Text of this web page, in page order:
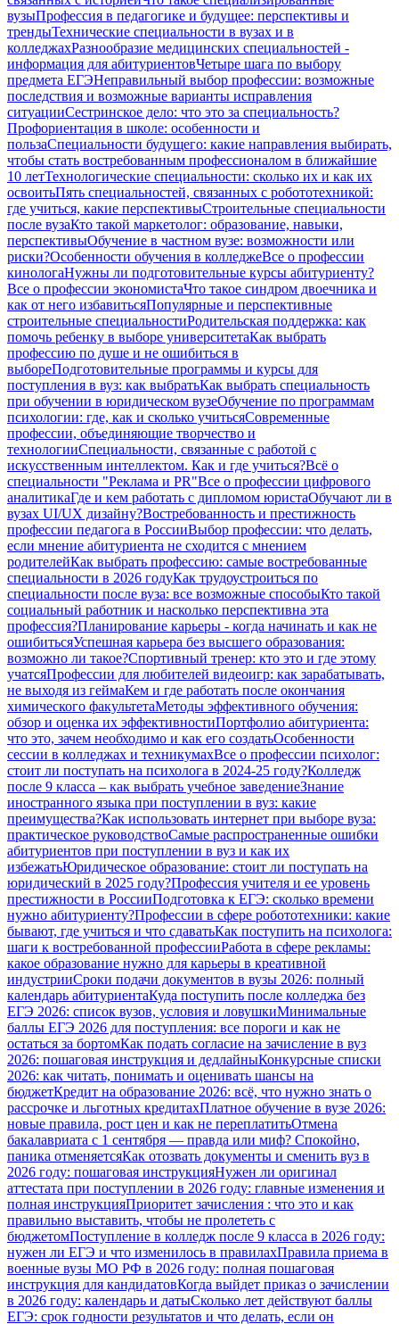
вузыПрофессия в педагогике и будущее: перспективы и
трендыТехнические специальности в вузах и в
колледжахРазнообразие медицинских специальностей -
информация для абитуриентовЧетыре шага по выбору
предмета ЕГЭНеправильный выбор профессии: возможные
последствия и возможные варианты исправления
ситуацииСестринское дело: что это за специальность?
Профориентация в школе: особенности и
пользаСпециальности будущего: какие направления выбирать,
чтобы стать востребованным профессионалом в ближайшие
10 летТехнологические специальности: сколько их и как их
освоитьПять специальностей, связанных с робототехникой:
где учиться, какие перспективыСтроительные специальности
после вузаКто такой маркетолог: образование, навыки,
перспективыОбучение в частном вузе: возможности или
риски?Особенности обучения в колледжеВсе о профессии
кинологаНужны ли подготовительные курсы абитуриенту?
Все о профессии экономистаЧто такое синдром двоечника и
как от него избавитьсяПопулярные и перспективные
строительные специальностиРодительская поддержка: как
помочь ребенку в выборе университетаКак выбрать
профессию по душе и не ошибиться в
выбореПодготовительные программы и курсы для
поступления в вуз: как выбратьКак выбрать специальность
при обучении в юридическом вузеОбучение по программам
психологии: где, как и сколько учитьсяСовременные
профессии, объединяющие творчество и
технологииСпециальности, связанные с работой с
искусственным интеллектом. Как и где учиться?Всё о
специальности "Реклама и PR"Все о профессии цифрового
аналитикаГде и кем работать с дипломом юристаОбучают ли в
вузах UI/UX дизайну?Востребованность и престижность
профессии педагога в РоссииВыбор профессии: что делать,
если мнение абитуриента не сходится с мнением
родителейКак выбрать профессию: самые востребованные
специальности в 2026 годуКак трудоустроиться по
специальности после вуза: все возможные способыКто такой
социальный работник и насколько перспективна эта
профессия?Планирование карьеры - когда начинать и как не
ошибитьсяУспешная карьера без высшего образования:
возможно ли такое?Спортивный тренер: кто это и где этому
учатсяПрофессии для любителей видеоигр: как зарабатывать,
не выходя из геймаКем и где работать после окончания
химического факультетаМетоды эффективного обучения:
обзор и оценка их эффективностиПортфолио абитуриента:
что это, зачем необходимо и как его создатьОсобенности
сессии в колледжах и техникумахВсе о профессии психолог:
стоит ли поступать на психолога в 2024-25 году?Колледж
после 9 класса – как выбрать учебное заведениеЗнание
иностранного языка при поступлении в вуз: какие
преимущества?Как использовать интернет при выборе вуза:
практическое руководствоСамые распространенные ошибки
абитуриентов при поступлении в вуз и как их
избежатьЮридическое образование: стоит ли поступать на
юридический в 2025 году?Профессия учителя и ее уровень
престижности в РоссииПодготовка к ЕГЭ: сколько времени
нужно абитуриенту?Профессии в сфере робототехники: какие
бывают, где учиться и что сдаватьКак поступить на психолога:
шаги к востребованной профессииРабота в сфере рекламы:
какое образование нужно для карьеры в креативной
индустрииСроки подачи документов в вузы 2026: полный
календарь абитуриентаКуда поступить после колледжа без
ЕГЭ 2026: список вузов, условия и ловушкиМинимальные
баллы ЕГЭ 2026 для поступления: все пороги и как не
остаться за бортомКак подать согласие на зачисление в вуз
2026: пошаговая инструкция и дедлайныКонкурсные списки
2026: как читать, понимать и оценивать шансы на
бюджетКредит на образование 2026: всё, что нужно знать о
рассрочке и льготных кредитахПлатное обучение в вузе 2026:
новые правила, рост цен и как не переплатитьОтмена
бакалавриата с 1 сентября — правда или миф? Спокойно,
паника отменяетсяКак отозвать документы и сменить вуз в
2026 году: пошаговая инструкцияНужен ли оригинал
аттестата при поступлении в 2026 году: главные изменения и
полная инструкцияПриоритет зачисления : что это и как
правильно выставить, чтобы не пролететь с
бюджетомПоступление в колледж после 9 класса в 2026 году:
нужен ли ЕГЭ и что изменилось в правилахПравила приема в
военные вузы МО РФ в 2026 году: полная пошаговая
инструкция для кандидатовКогда выйдет приказ о зачислении
в 2026 году: календарь и датыСколько лет действуют баллы
ЕГЭ: срок годности результатов и что делать, если он